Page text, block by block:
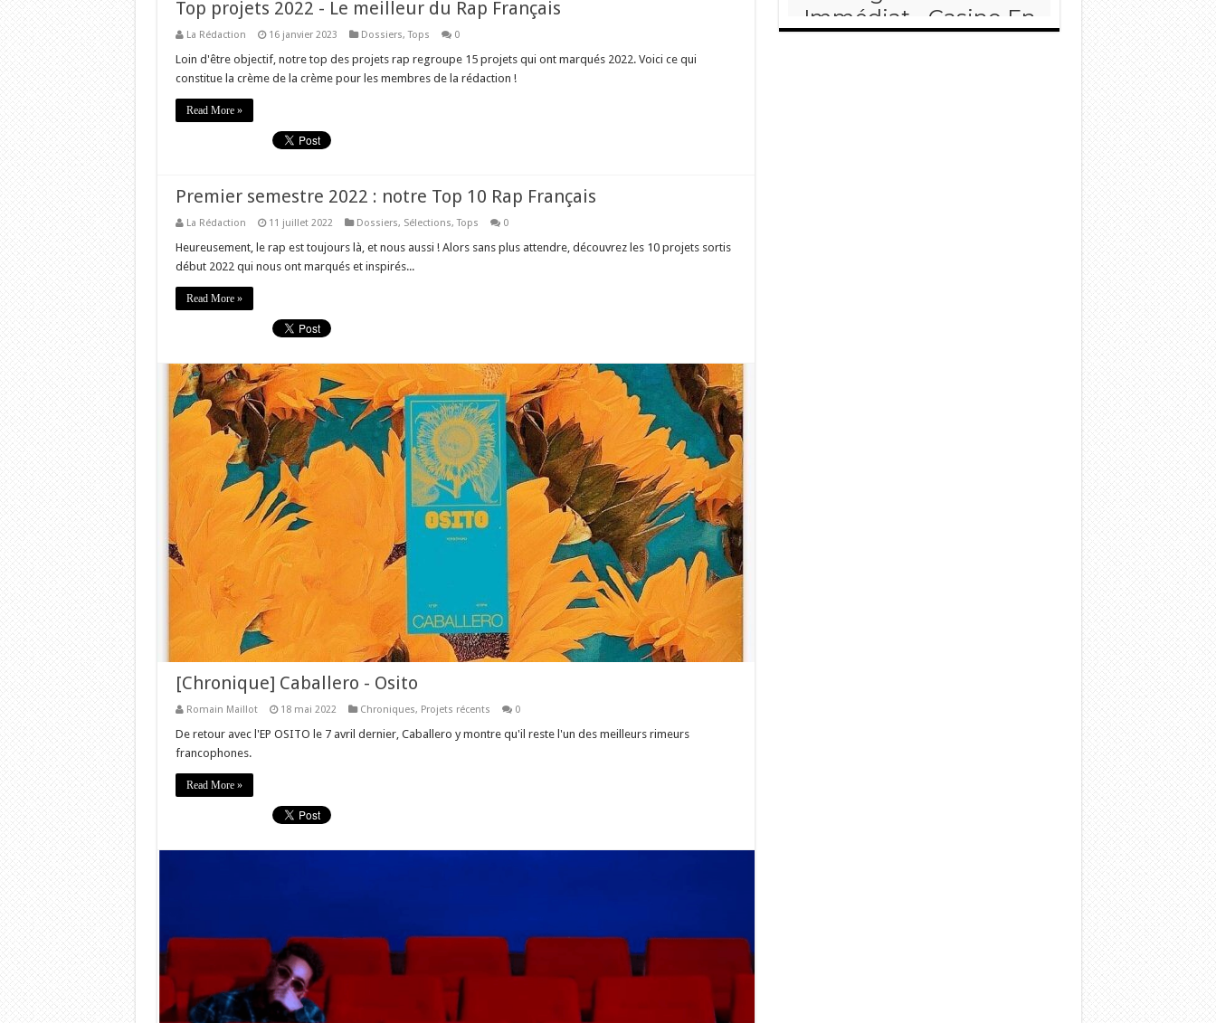
Top projets 2022 - Le meilleur du Rap Français
La Rédaction 16 janvier 2023 Dossiers,Tops 0
Loin d'être objectif, notre top des projets rap regroupe 15 projets qui ont marqués 2022. Voici ce qui
constitue la crème de la crème pour les membres de la rédaction !
Read More »
Premier semestre 2022 : notre Top 10 Rap Français
La Rédaction 11 juillet 2022 Dossiers, Sélections,Tops 0
Heureusement, le rap est toujours là, et nous aussi ! Alors sans plus attendre, découvrez les 10 projets sortis
début 2022 qui nous ont marqués et inspirés...
Read More »
[Chronique] Caballero - Osito
Romain Maillot 18 mai 2022 Chroniques, Projets récents 0
De retour avec l'EP OSITO le 7 avril dernier, Caballero y montre qu'il reste l'un des meilleurs rimeurs
francophones.
Read More »